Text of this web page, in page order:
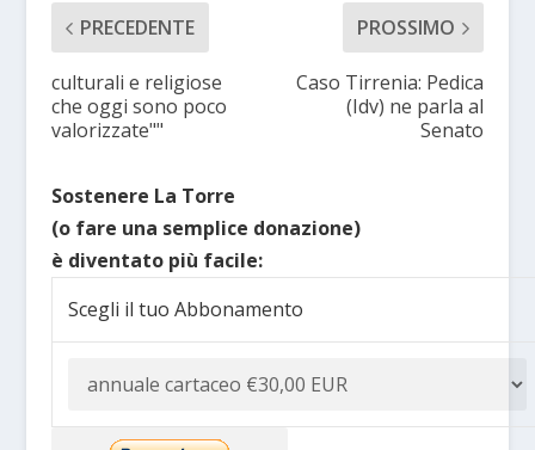
PRECEDENTE
culturali e religiose
che oggi sono poco
valorizzate""
PROSSIMO
Caso Tirrenia: Pedica
(Idv) ne parla al
Senato
Sostenere La Torre
(o fare una semplice donazione)
è diventato più facile:
Scegli il tuo Abbonamento